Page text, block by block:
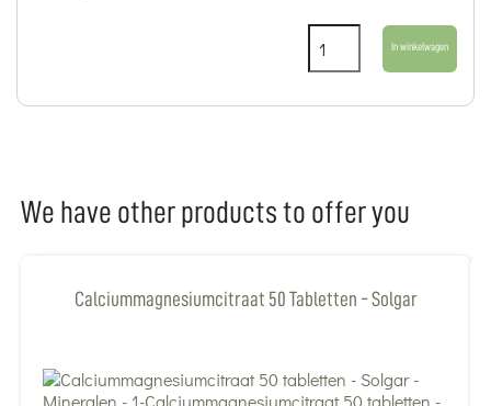
In winkelwagen
We have other products to offer you
Calciummagnesiumcitraat 50 Tabletten - Solgar